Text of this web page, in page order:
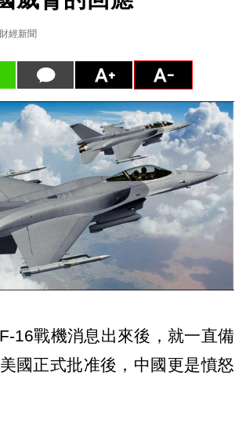
經新聞
16戰機消息出來後，就一直備
國正式批准後，中國更是憤怒